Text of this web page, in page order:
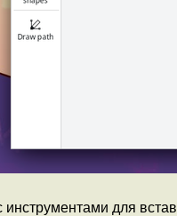
для